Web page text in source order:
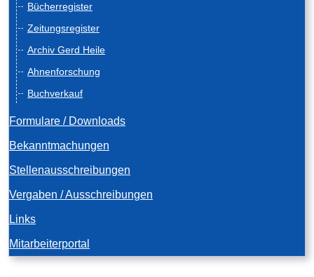
Bücherregister
Zeitungsregister
Archiv Gerd Heile
Ahnenforschung
Buchverkauf
Formulare / Downloads
Bekanntmachungen
Stellenausschreibungen
Vergaben / Ausschreibungen
Links
Mitarbeiterportal